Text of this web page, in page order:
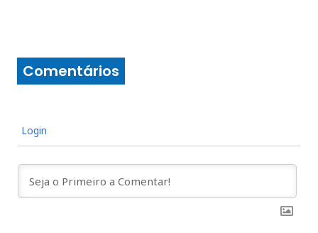
Comentários
Login